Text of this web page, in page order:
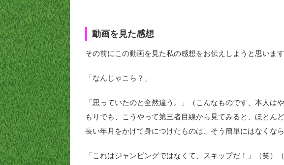
動画を見た感想
その前にこの動画を見た私の感想をお伝えしようと思います
「なんじゃこら？」
「思っていたのと全然違う。」（こんなものです、本人は
もりでも、こうやって第三者目線から見てみると、ほとん
長い年月をかけて身につけたものは、そう簡単にはなくな
「これはジャンピングではなくて、スキップだ！」（笑）